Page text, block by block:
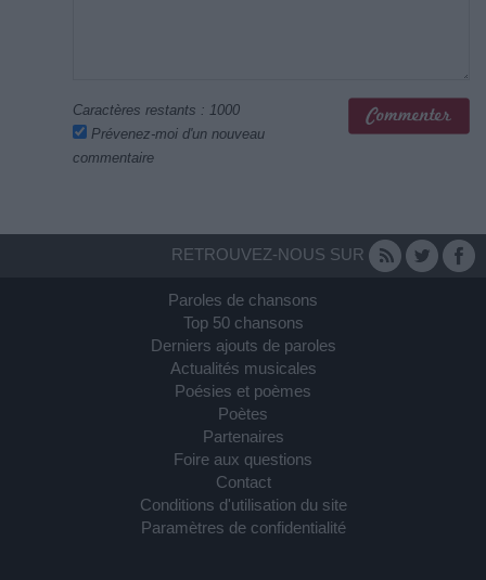
Caractères restants : 1000
Prévenez-moi d'un nouveau
commentaire
RETROUVEZ-NOUS SUR
Paroles de chansons
Top 50 chansons
Derniers ajouts de paroles
Actualités musicales
Poésies et poèmes
Poètes
Partenaires
Foire aux questions
Contact
Conditions d'utilisation du site
Paramètres de confidentialité